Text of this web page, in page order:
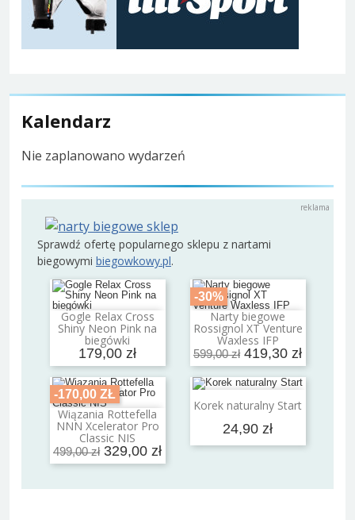
Kalendarz
Nie zaplanowano wydarzeń
Sprawdź ofertę popularnego sklepu z nartami
biegowymi biegowkowy.pl.
Gogle Relax Cross
Shiny Neon Pink na
biegówki
179,00 zł
Dodaj do koszyka
-30%
Narty biegowe
Rossignol XT Venture
Waxless IFP
599,00 zł 419,30 zł
Dodaj do koszyka
-170,00 ZŁ
Wiązania Rottefella
NNN Xcelerator Pro
Classic NIS
499,00 zł 329,00 zł
Dodaj do koszyka
Korek naturalny Start
24,90 zł
Dodaj do koszyka